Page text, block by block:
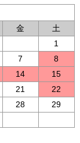
金
土
1
7
8
14
15
21
22
28
29